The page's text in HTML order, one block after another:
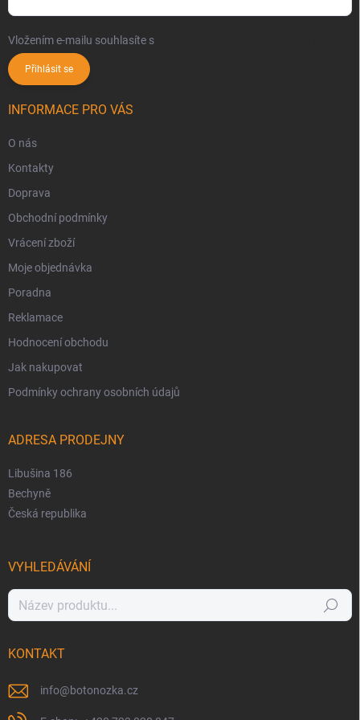
Vložením e-mailu souhlasíte s
Přihlásit se
INFORMACE PRO VÁS
O nás
Kontakty
Doprava
Obchodní podmínky
Vrácení zboží
Moje objednávka
Poradna
Reklamace
Hodnocení obchodu
Jak nakupovat
Podmínky ochrany osobních údajů
ADRESA PRODEJNY
Libušina 186
Bechyně
Česká republika
VYHLEDÁVÁNÍ
Hledat
KONTAKT
info@botonozka.cz